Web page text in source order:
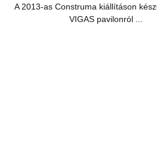
A 2013-as Construma kiállításon
VIGAS pavilonról ...